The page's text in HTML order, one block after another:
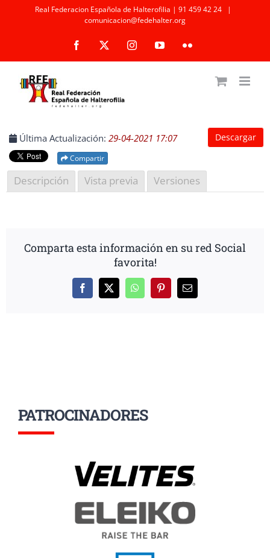
Real Federacion Española de Halterofilia | 91 459 42 24
|
comunicacion@fedehalter.org
Facebook InstagramYouTubeFlickr
Descargar
Última Actualización: 29-04-2021 17:07
Compartir
Descripción Vista previa Versiones
Comparta esta información en su red Social
favorita!
Facebook
X WhatsAppPinterestCorreo
PATROCINADORES